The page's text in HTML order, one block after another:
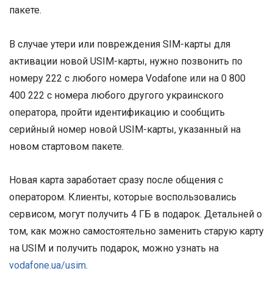
пакете.
В случае утери или повреждения SIM-карты для
активации новой USIM-карты, нужно позвонить по
номеру 222 с любого номера Vodafone или на 0 800
400 222 с номера любого другого украинского
оператора, пройти идентификацию и сообщить
серийный номер новой USIM-карты, указанный на
новом стартовом пакете.
Новая карта заработает сразу после общения с
оператором. Клиенты, которые воспользовались
сервисом, могут получить 4 ГБ в подарок. Детальней о
том, как можно самостоятельно заменить старую карту
на USIM и получить подарок, можно узнать на
vodafone.ua/usim.